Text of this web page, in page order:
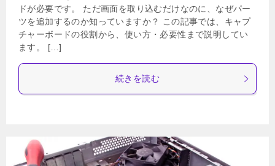
ドが必要です。 ただ画面を取り込むだけなのに、なぜパー
ツを追加するのか知っていますか？ この記事では、キャプ
チャーボードの役割から、使い方・必要性まで説明してい
ます。 […]
続きを読む